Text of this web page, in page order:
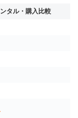
タル・購入比較